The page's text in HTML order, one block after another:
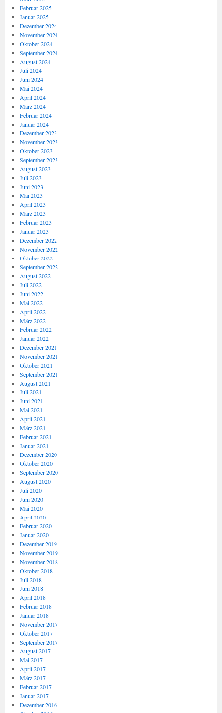
Februar 2025
Januar 2025
Dezember 2024
November 2024
Oktober 2024
September 2024
August 2024
Juli 2024
Juni 2024
Mai 2024
April 2024
März 2024
Februar 2024
Januar 2024
Dezember 2023
November 2023
Oktober 2023
September 2023
August 2023
Juli 2023
Juni 2023
Mai 2023
April 2023
März 2023
Februar 2023
Januar 2023
Dezember 2022
November 2022
Oktober 2022
September 2022
August 2022
Juli 2022
Juni 2022
Mai 2022
April 2022
März 2022
Februar 2022
Januar 2022
Dezember 2021
November 2021
Oktober 2021
September 2021
August 2021
Juli 2021
Juni 2021
Mai 2021
April 2021
März 2021
Februar 2021
Januar 2021
Dezember 2020
Oktober 2020
September 2020
August 2020
Juli 2020
Juni 2020
Mai 2020
April 2020
Februar 2020
Januar 2020
Dezember 2019
November 2019
November 2018
Oktober 2018
Juli 2018
Juni 2018
April 2018
Februar 2018
Januar 2018
November 2017
Oktober 2017
September 2017
August 2017
Mai 2017
April 2017
März 2017
Februar 2017
Januar 2017
Dezember 2016